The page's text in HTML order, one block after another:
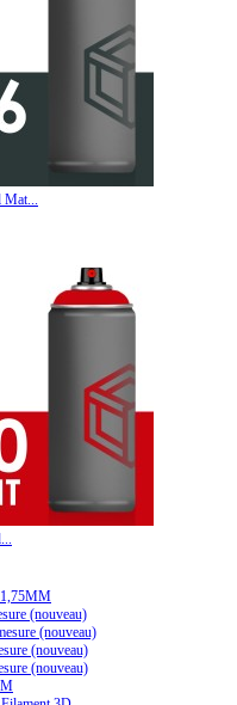
Mat...
(nouveau)
(nouveau)
(nouveau)
(nouveau)